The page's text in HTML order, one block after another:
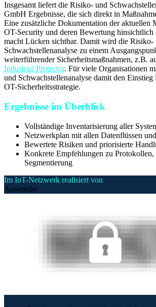
Insgesamt liefert die Risiko- und
GmbH Ergebnisse, die sich direkt in
Eine zusätzliche Dokumentation der aktuellen
OT-Security und deren Bewertung
macht Lücken sichtbar. Damit wird die Risiko-
Schwachstellenanalyse zu einem
weiterführender Sicherheitsmaßnahmen, z.B.
Industrial Protector. Für viele Organisationen
und Schwachstellenanalyse damit den
OT-Sicherheitsstrategie.
Ergebnisse im Überblick
Vollständige Inventarisierung aller
Netzwerkplan mit allen Datenflüssen
Bewertete Risiken und priorisierte
Konkrete Empfehlungen zu
Segmentierung
Im IoT-Netzwerk realisiert von
Anwender